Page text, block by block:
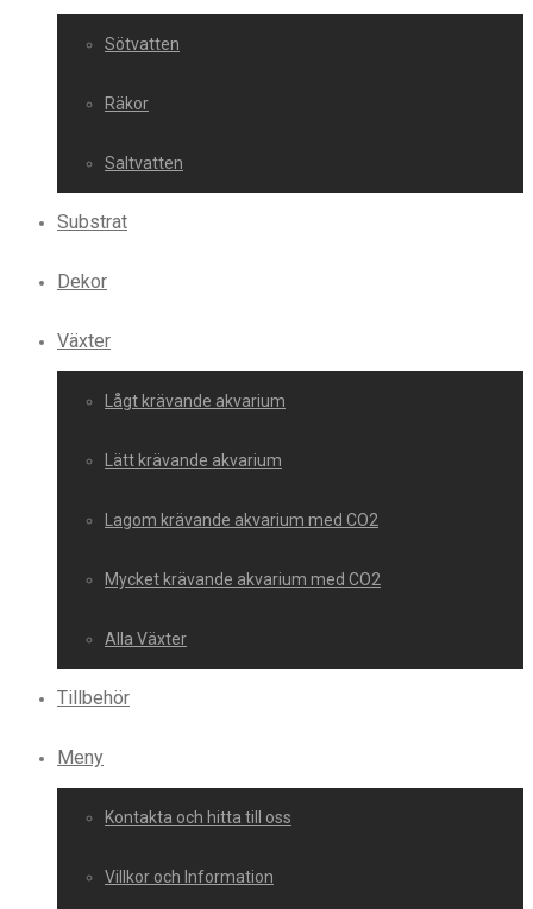
Sötvatten
Räkor
Saltvatten
Substrat
Dekor
Växter
Lågt krävande akvarium
Lätt krävande akvarium
Lagom krävande akvarium med CO2
Mycket krävande akvarium med CO2
Alla Växter
Tillbehör
Meny
Kontakta och hitta till oss
Villkor och Information